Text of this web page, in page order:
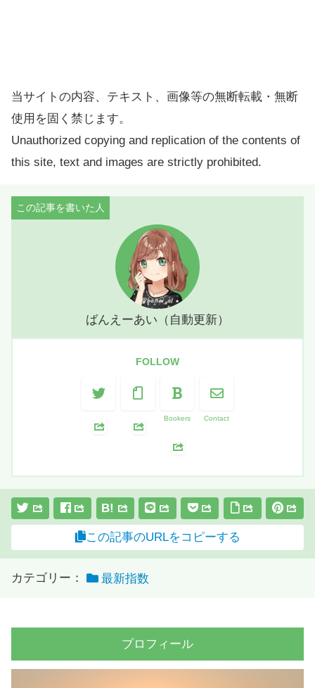
当サイトの内容、テキスト、画像等の無断転載・無断
使用を固く禁じます。
Unauthorized copying and replication of the contents of
this site, text and images are strictly prohibited.
ばんえーあい（自動更新）
FOLLOW
Bookers Contact
B!
この記事のURLをコピーする
カテゴリー： 最新指数
プロフィール